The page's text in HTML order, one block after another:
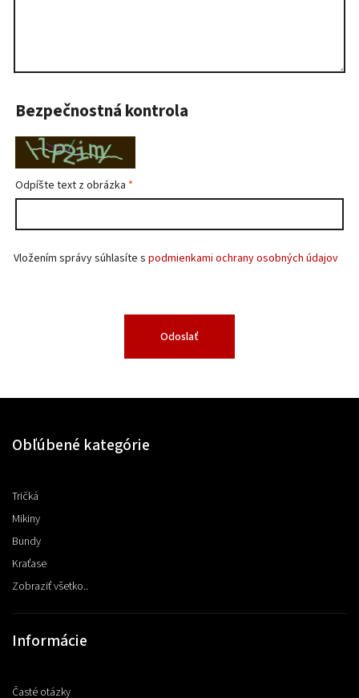
Bezpečnostná kontrola
Odpíšte text z obrázka
Vložením správy súhlasíte s podmienkami ochrany osobných údajov
Odoslať
Obľúbené kategórie
Tričká
Mikiny
Bundy
Kraťase
Zobraziť všetko..
Informácie
Časté otázky